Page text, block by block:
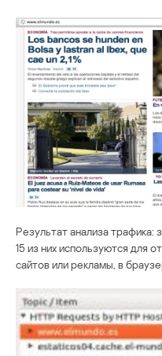
Результат анализа
15 из них используются для
сайтов или рекламы, в